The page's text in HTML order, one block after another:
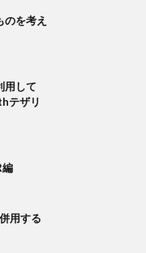
を考え
して
テザリ
編
用する